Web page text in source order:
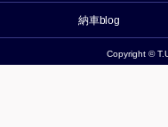
納車blog
Copyright ©